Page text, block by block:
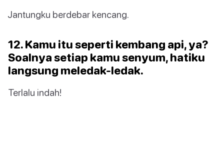
Jantungku berdebar kencang.
12. Kamu itu seperti kembang api, ya?
Soalnya setiap kamu senyum, hatiku
langsung meledak-ledak.
Terlalu indah!